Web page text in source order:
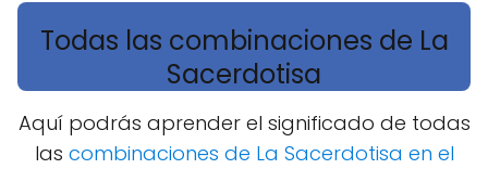
Todas las combinaciones de La
Sacerdotisa
Aquí podrás aprender el significado de todas
las combinaciones de La Sacerdotisa en el